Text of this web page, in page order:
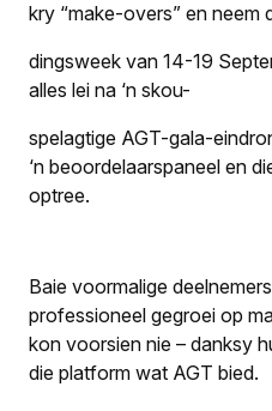
kry “make-overs” en neem
dingsweek van 14-19
alles lei na ‘n skou-
spelagtige AGT-gala-
‘n beoordelaarspaneel en
optree.
Baie voormalige
professioneel gegroei op
kon voorsien nie – danksy
die platform wat AGT bied.